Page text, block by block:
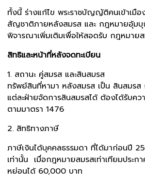
ทั้งนี้ ร่างแก้ไข พระราชบัญญัติคนเข้าเมือ
สัญชาติภายหลังสมรส และ กฎหมายอุ้ม
พิจารณาเพิ่มเติมเพื่อให้สอดรับ กฎหมายส
สิทธิและหน้าที่หลังจดทะเบียน
1. สถานะ คู่สมรส และสินสมรส
ทรัพย์สินที่หามา หลังสมรส เป็น สินสมรส
แต่ละฝ่ายจัดการสินสมรสได้ ต้องได้รับค
ตามมาตรา 1476
2. สิทธิทางภาษี
ภาษีเงินได้บุคคลธรรมดา ที่ได้มาก่อนปี
เท่านั้น เมื่อกฎหมายสมรสเท่าเทียมประก
หย่อนได้ 60,000 บาท